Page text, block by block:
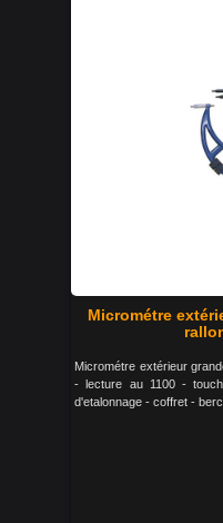
Micrométre
Micrométre extérieur
- lecture au 1100 -
d'etalonnage - coffret -